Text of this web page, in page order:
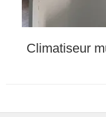
Climatiseur